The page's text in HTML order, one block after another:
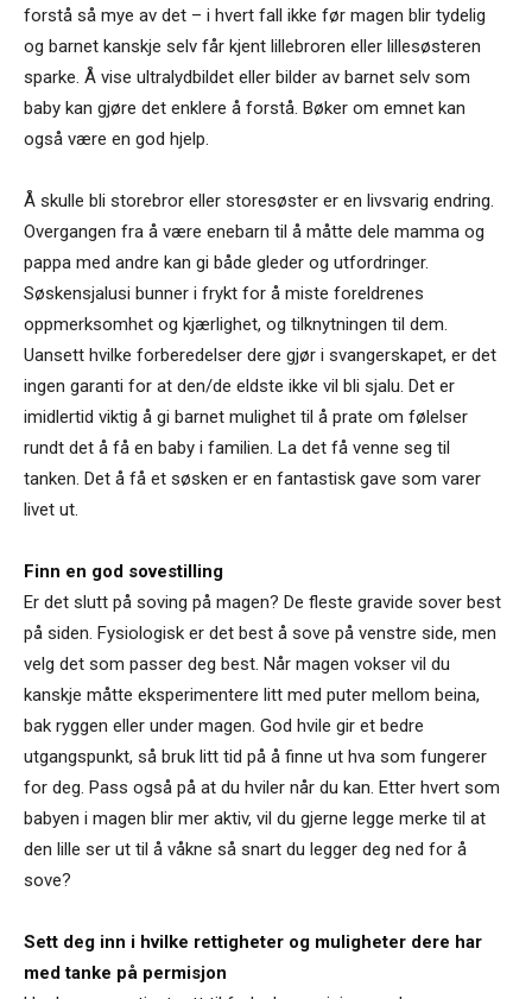
forstå så mye av det – i hvert fall ikke før magen blir tydelig
og barnet kanskje selv får kjent lillebroren eller lillesøsteren
sparke. Å vise ultralydbildet eller bilder av barnet selv som
baby kan gjøre det enklere å forstå. Bøker om emnet kan
også være en god hjelp.
Å skulle bli storebror eller storesøster er en livsvarig endring.
Overgangen fra å være enebarn til å måtte dele mamma og
pappa med andre kan gi både gleder og utfordringer.
Søskensjalusi bunner i frykt for å miste foreldrenes
oppmerksomhet og kjærlighet, og tilknytningen til dem.
Uansett hvilke forberedelser dere gjør i svangerskapet, er det
ingen garanti for at den/de eldste ikke vil bli sjalu. Det er
imidlertid viktig å gi barnet mulighet til å prate om følelser
rundt det å få en baby i familien. La det få venne seg til
tanken. Det å få et søsken er en fantastisk gave som varer
livet ut.
Finn en god sovestilling
Er det slutt på soving på magen? De fleste gravide sover best
på siden. Fysiologisk er det best å sove på venstre side, men
velg det som passer deg best. Når magen vokser vil du
kanskje måtte eksperimentere litt med puter mellom beina,
bak ryggen eller under magen. God hvile gir et bedre
utgangspunkt, så bruk litt tid på å finne ut hva som fungerer
for deg. Pass også på at du hviler når du kan. Etter hvert som
babyen i magen blir mer aktiv, vil du gjerne legge merke til at
den lille ser ut til å våkne så snart du legger deg ned for å
sove?
Sett deg inn i hvilke rettigheter og muligheter dere har
med tanke på permisjon